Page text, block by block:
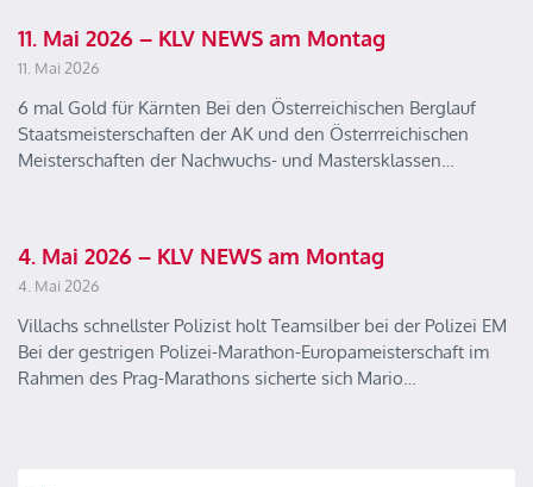
11. Mai 2026 – KLV NEWS am Montag
11. Mai 2026
6 mal Gold für Kärnten Bei den Österreichischen Berglauf
Staatsmeisterschaften der AK und den Österrreichischen
Meisterschaften der Nachwuchs- und Mastersklassen…
4. Mai 2026 – KLV NEWS am Montag
4. Mai 2026
Villachs schnellster Polizist holt Teamsilber bei der Polizei EM
Bei der gestrigen Polizei-Marathon-Europameisterschaft im
Rahmen des Prag-Marathons sicherte sich Mario…